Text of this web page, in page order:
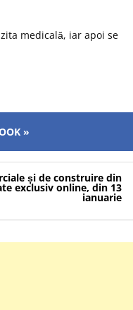
medicală, iar apoi se
»
și de construire din
exclusiv online, din 13
ianuarie